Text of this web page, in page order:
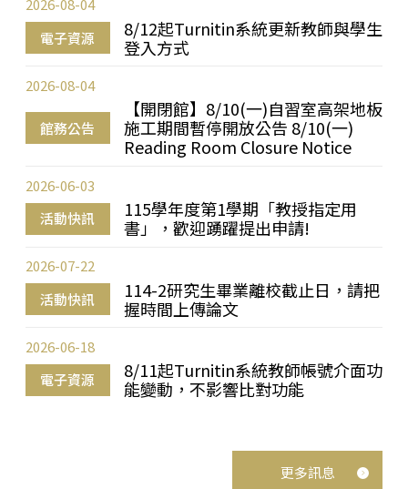
電子資源
8/12起Turnitin系統更新教師與學生
登入方式
2026-08-04
館務公告
【開閉館】8/10(一)自習室高架地板
施工期間暫停開放公告 8/10(一)
Reading Room Closure Notice
2026-08-04
活動快訊
115學年度第1學期「教授指定用
書」，歡迎踴躍提出申請!
2026-06-03
活動快訊
114-2研究生畢業離校截止日，請把
握時間上傳論文
2026-07-22
電子資源
8/11起Turnitin系統教師帳號介面功
能變動，不影響比對功能
2026-06-18
更多訊息